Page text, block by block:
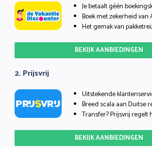
Je betaalt géén
Boek met zekerheid van
Het gemak van
BEKIJK AANBIEDINGEN
2. Prijsvrij
Uitstekende
Breed scala aan Duitse
Transfer? Prijsvrij regelt
BEKIJK AANBIEDINGEN